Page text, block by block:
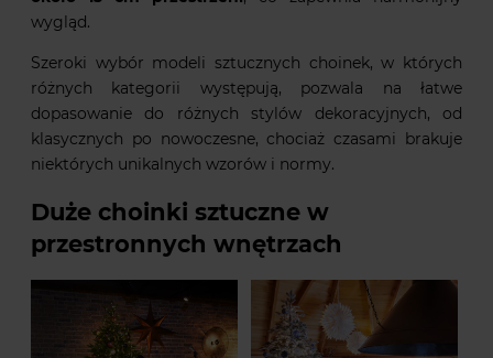
wygląd.
Szeroki wybór modeli sztucznych choinek, w których
różnych kategorii występują, pozwala na łatwe
dopasowanie do różnych stylów dekoracyjnych, od
klasycznych po nowoczesne, chociaż czasami brakuje
niektórych unikalnych wzorów i normy.
Duże choinki sztuczne w
przestronnych wnętrzach